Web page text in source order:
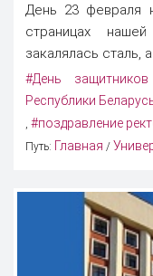
День 23 февраля
страницах
закалялась сталь,
#День
Республики
#поздравление
Путь: Главная /